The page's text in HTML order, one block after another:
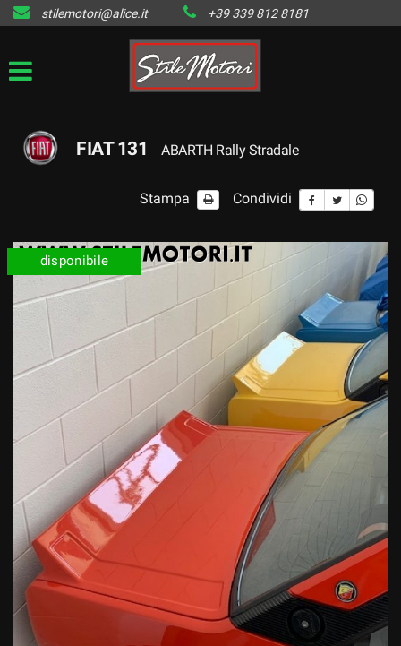
HOME
LISTA VEICOLI DISPONIBILI
IL VENDUTO
stilemotori@alice.it +39 339 812 8181
FIAT 131 ABARTH Rally Stradale
Stampa Condividi
disponibile